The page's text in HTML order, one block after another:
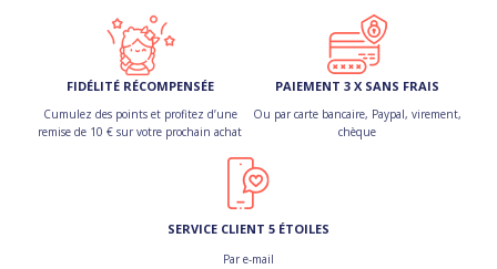
FIDÉLITÉ RÉCOMPENSÉE
Cumulez des points et profitez d’une
remise de 10 € sur votre prochain achat
PAIEMENT 3 X SANS FRAIS
Ou par carte bancaire, Paypal, virement,
chèque
SERVICE CLIENT 5 ÉTOILES
Par e-mail